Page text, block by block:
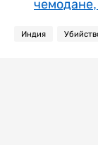
Индия